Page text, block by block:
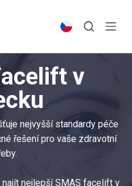
v
nejvyšší standardy péče
řešení pro vaše zdravotní
nejlepší SMAS facelift v